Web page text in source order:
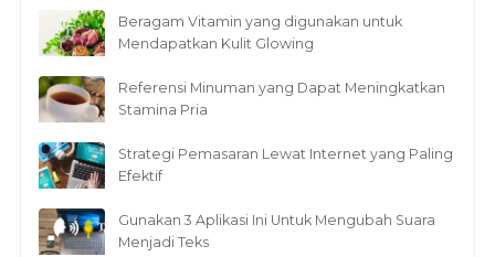
Beragam Vitamin yang digunakan untuk
Mendapatkan Kulit Glowing
Referensi Minuman yang Dapat Meningkatkan
Stamina Pria
Strategi Pemasaran Lewat Internet yang Paling
Efektif
Gunakan 3 Aplikasi Ini Untuk Mengubah Suara
Menjadi Teks